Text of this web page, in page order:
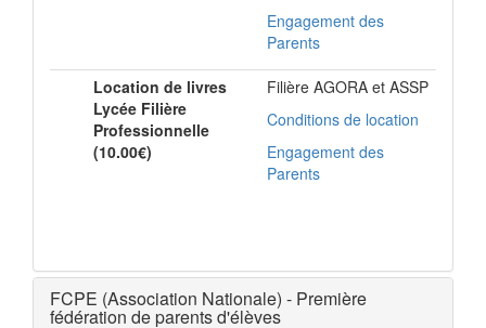
Engagement des
Parents
Location de livres
Lycée Filière
Professionnelle
(10.00€)
Filière AGORA et ASSP
Conditions de location
Engagement des
Parents
FCPE (Association Nationale) - Première
fédération de parents d'élèves